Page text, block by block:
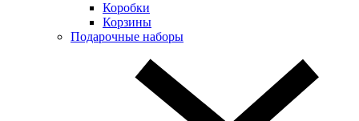
Коробки
Корзины
Подарочные наборы